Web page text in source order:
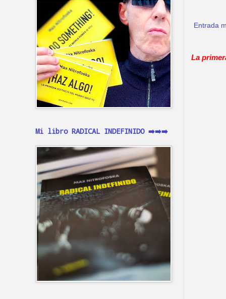
Entrada
La
Mi libro RADICAL INDEFINIDO ➡️➡️➡️